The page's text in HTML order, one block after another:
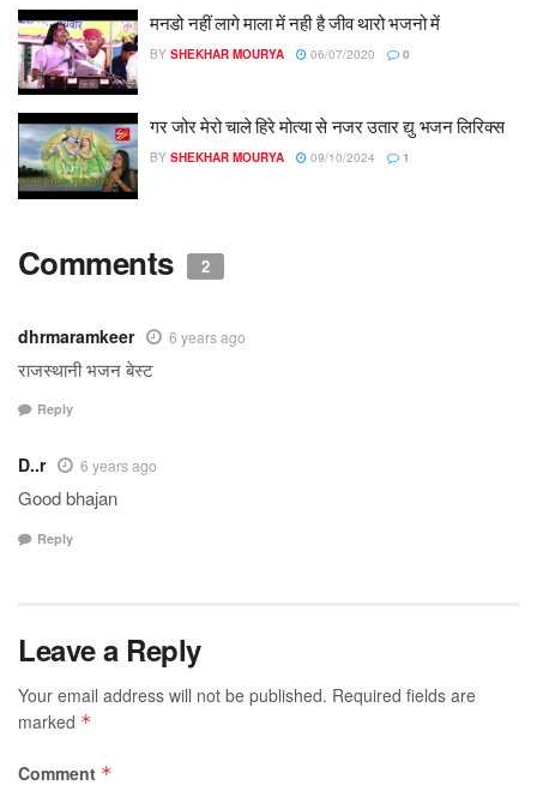
मनडो नहीं लागे माला में नही है जीव थारो भजनो में
BY SHEKHAR MOURYA 06/07/2020 0
गर जोर मेरो चाले हिरे मोत्या से नजर उतार द्यु भजन लिरिक्स
BY SHEKHAR MOURYA 09/10/2024 1
Comments 2
dhrmaramkeer 6 years ago
राजस्थानी भजन बेस्ट
Reply
D..r 6 years ago
Good bhajan
Reply
Leave a Reply
Your email address will not be published. Required fields are
marked *
Comment *